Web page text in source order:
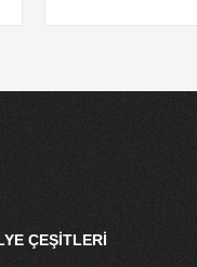
ÇEŞITLERI